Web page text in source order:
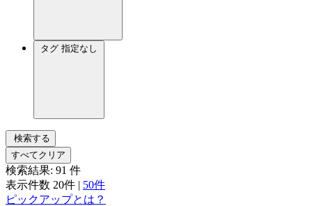
タグ 指定なし
検索する
すべてクリア
検索結果: 91 件
表示件数 20件 | 50件
ピックアップとは？